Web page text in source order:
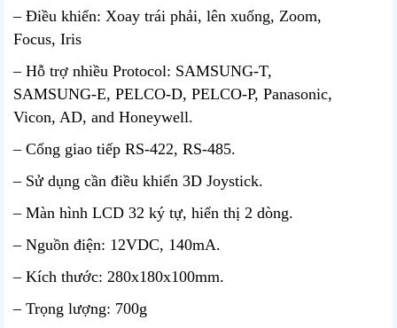
– Điều khiển: Xoay trái phải, lên xuống, Zoom,
Focus, Iris
– Hỗ trợ nhiều Protocol: SAMSUNG-T,
SAMSUNG-E, PELCO-D, PELCO-P, Panasonic,
Vicon, AD, and Honeywell.
– Cổng giao tiếp RS-422, RS-485.
– Sử dụng cần điều khiển 3D Joystick.
– Màn hình LCD 32 ký tự, hiển thị 2 dòng.
– Nguồn điện: 12VDC, 140mA.
– Kích thước: 280x180x100mm.
– Trọng lượng: 700g